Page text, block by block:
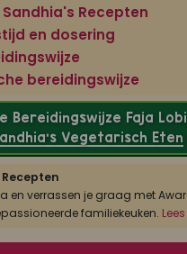
Recepten
en dosering
bereidingswijze
Bereidingswijze Faja
Vegetarisch Eten
en verrassen je graag met
familiekeuken.